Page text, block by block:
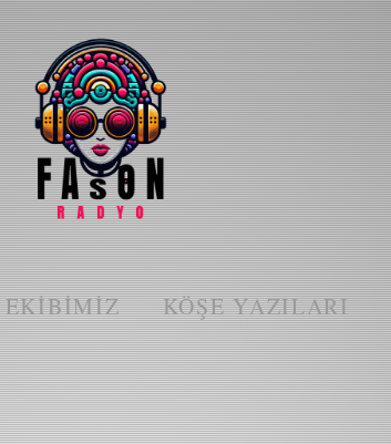
EKIBIMIZ KÖŞE YAZILARI